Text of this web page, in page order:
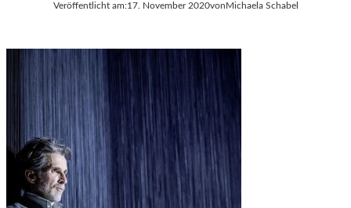
A
Veröffentlicht am:17. November 2020von Michaela Schabel